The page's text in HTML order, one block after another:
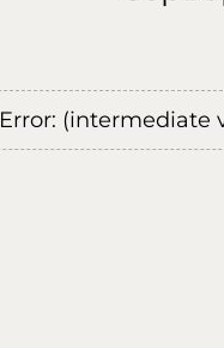
Error: (intermediate